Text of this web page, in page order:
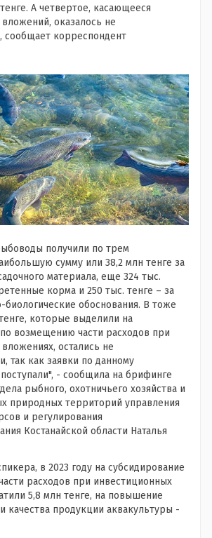
А четвертое, касающееся
оказалось не
сообщает корреспондент
получили по трем
сумму или 38,2 млн тенге за
материала, еще 324 тыс.
корма и 250 тыс. тенге – за
биологические обоснования. В тоже
которые выделили на
возмещению части расходов при
остались не
так как заявки по данному
- сообщила на брифинге
рыбного, охотничьего хозяйства и
природных территорий управления
и регулирования
Костанайской области Наталья
в 2023 году на субсидирование
расходов при инвестиционных
5,8 млн тенге, на повышение
качества продукции аквакультуры -